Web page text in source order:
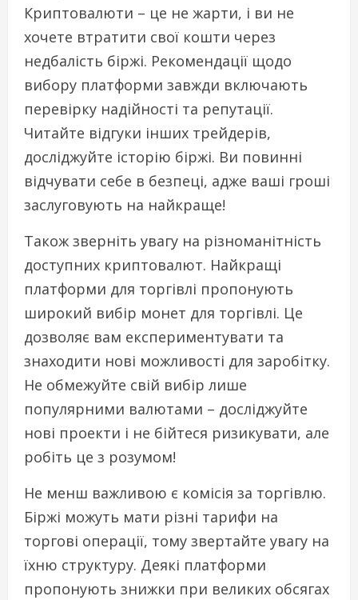
Криптовалюти – це не жарти, і ви не
хочете втратити свої кошти через
недбалість біржі. Рекомендації щодо
вибору платформи завжди включають
перевірку надійності та репутації.
Читайте відгуки інших трейдерів,
досліджуйте історію біржі. Ви повинні
відчувати себе в безпеці, адже ваші гроші
заслуговують на найкраще!
Також зверніть увагу на різноманітність
доступних криптовалют. Найкращі
платформи для торгівлі пропонують
широкий вибір монет для торгівлі. Це
дозволяє вам експериментувати та
знаходити нові можливості для заробітку.
Не обмежуйте свій вибір лише
популярними валютами – досліджуйте
нові проекти і не бійтеся ризикувати, але
робіть це з розумом!
Не менш важливою є комісія за торгівлю.
Біржі можуть мати різні тарифи на
торгові операції, тому звертайте увагу на
їхню структуру. Деякі платформи
пропонують знижки при великих обсягах